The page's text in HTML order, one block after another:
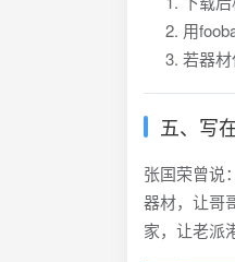
用
若器
五、写
张国荣曾说
器材，让哥
家，让老派